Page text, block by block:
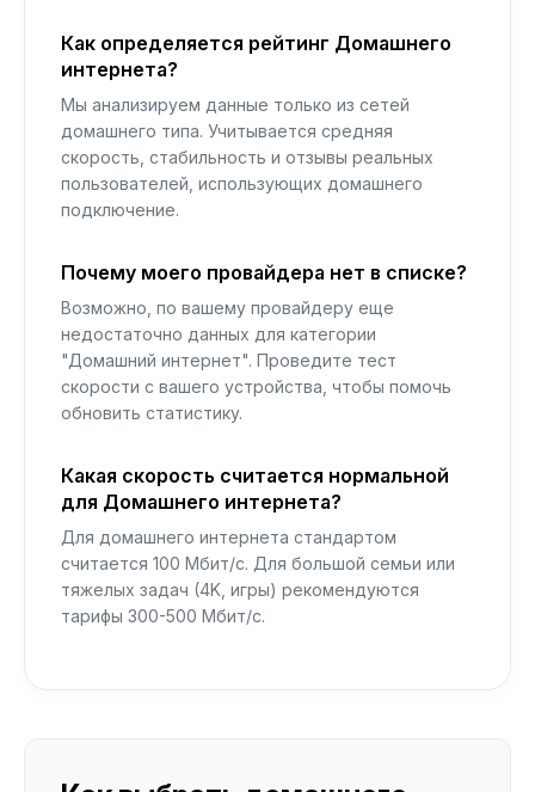
Как определяется рейтинг Домашнего
интернета?
Мы анализируем данные только из сетей
домашнего типа. Учитывается средняя
скорость, стабильность и отзывы реальных
пользователей, использующих домашнего
подключение.
Почему моего провайдера нет в списке?
Возможно, по вашему провайдеру еще
недостаточно данных для категории
"Домашний интернет". Проведите тест
скорости с вашего устройства, чтобы помочь
обновить статистику.
Какая скорость считается нормальной
для Домашнего интернета?
Для домашнего интернета стандартом
считается 100 Мбит/с. Для большой семьи или
тяжелых задач (4K, игры) рекомендуются
тарифы 300-500 Мбит/с.